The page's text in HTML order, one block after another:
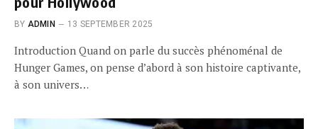
BY ADMIN 13 SEPTEMBER 2025
Introduction Quand on parle du succès phénoménal de
Hunger Games, on pense d’abord à son histoire captivante,
à son univers…